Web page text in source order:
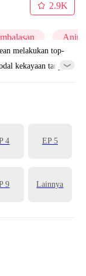
2.9K
melakukan top-
kekayaan tanpa
4 EP 5
9 Lainnya